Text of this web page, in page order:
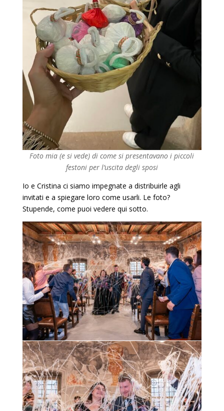
Foto mia (e si vede) di come si presentavano i piccoli
festoni per l’uscita degli sposi
Io e Cristina ci siamo impegnate a distribuirle agli
invitati e a spiegare loro come usarli. Le foto?
Stupende, come puoi vedere qui sotto.